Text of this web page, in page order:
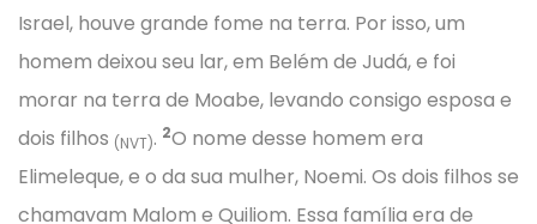
Israel, houve grande fome na terra. Por isso, um
homem deixou seu lar, em Belém de Judá, e foi
morar na terra de Moabe, levando consigo esposa e
dois filhos (NVT). 2O nome desse homem era
Elimeleque, e o da sua mulher, Noemi. Os dois filhos se
chamavam Malom e Quiliom. Essa família era de